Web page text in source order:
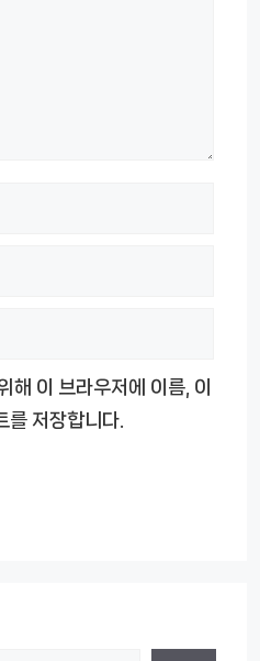
해 이 브라우저에 이름, 이
를 저장합니다.